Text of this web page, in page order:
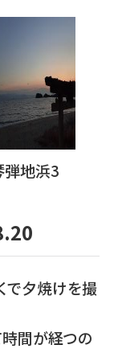
弾地浜3
で夕焼けを撮
間が経つの